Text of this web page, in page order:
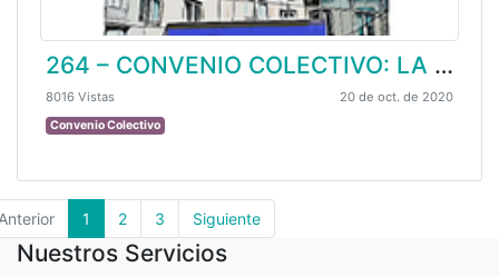
264 – CONVENIO COLECTIVO: LA PATRONAL LO QUIERE TODO A CAMBIO DE NADA
8016 Vistas 20 de oct. de 2020
Convenio Colectivo
1 2 3 Siguiente
Nuestros Servicios